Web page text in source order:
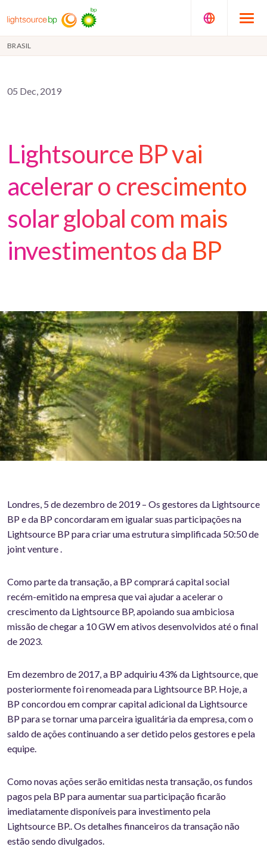
BRASIL
05 Dec, 2019
Lightsource BP vai
acelerar o crescimento
solar global com mais
investimentos da BP
Londres, 5 de dezembro de 2019 – Os gestores da Lightsource
BP e da BP concordaram em igualar suas participações na
Lightsource BP para criar uma estrutura simplificada 50:50 de
joint venture .
Como parte da transação, a BP comprará capital social
recém-emitido na empresa que vai ajudar a acelerar o
crescimento da Lightsource BP, apoiando sua ambiciosa
missão de chegar a 10 GW em ativos desenvolvidos até o final
de 2023.
Em dezembro de 2017, a BP adquiriu 43% da Lightsource, que
posteriormente foi renomeada para Lightsource BP. Hoje, a
BP concordou em comprar capital adicional da Lightsource
BP para se tornar uma parceira igualitária da empresa, com o
saldo de ações continuando a ser detido pelos gestores e pela
equipe.
Como novas ações serão emitidas nesta transação, os fundos
pagos pela BP para aumentar sua participação ficarão
imediatamente disponíveis para investimento pela
Lightsource BP.. Os detalhes financeiros da transação não
estão sendo divulgados.